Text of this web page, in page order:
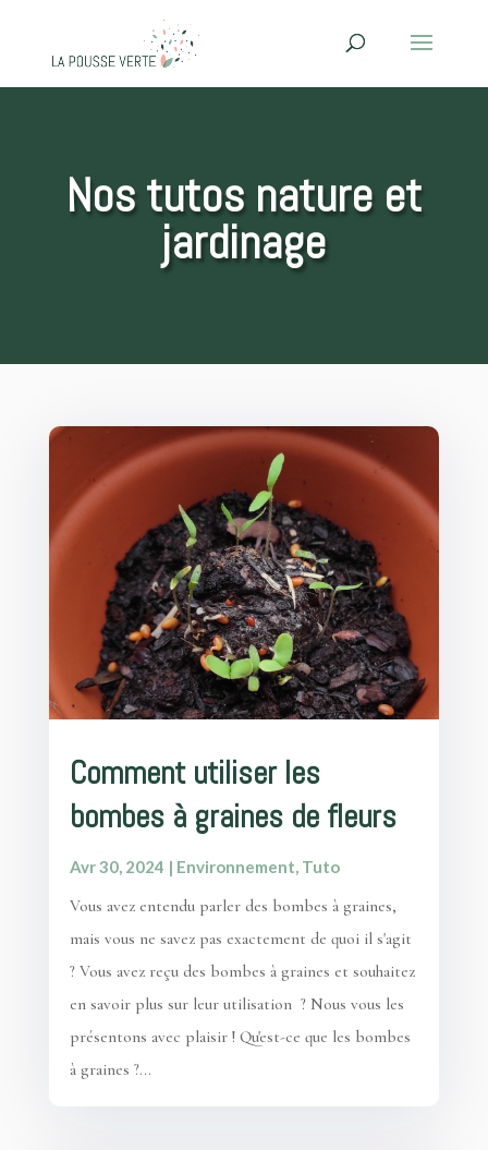
Nos tutos nature et
jardinage
Comment utiliser les
bombes à graines de fleurs
Avr 30, 2024 | Environnement, Tuto
Vous avez entendu parler des bombes à graines,
mais vous ne savez pas exactement de quoi il s'agit
? Vous avez reçu des bombes à graines et souhaitez
en savoir plus sur leur utilisation ? Nous vous les
présentons avec plaisir ! Qu'est-ce que les bombes
à graines ?...